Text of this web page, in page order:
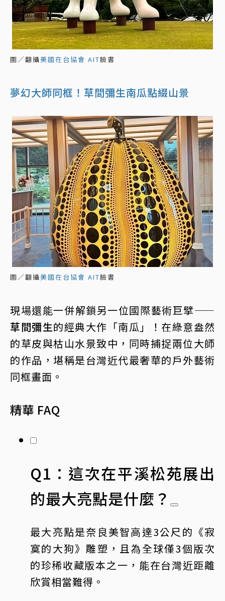
圖／翻攝美國在台協會 AIT臉書
夢幻大師同框！草間彌生南瓜點綴山景
圖／翻攝美國在台協會 AIT臉書
現場還能一併解鎖另一位國際藝術巨擘——
草間彌生的經典大作「南瓜」！在綠意盎然
的草皮與枯山水景致中，同時捕捉兩位大師
的作品，堪稱是台灣近代最奢華的戶外藝術
同框畫面。
精華 FAQ
Q1：這次在平溪松苑展出
的最大亮點是什麼？
最大亮點是奈良美智高達3公尺的《寂
寞的大狗》雕塑，且為全球僅3個版次
的珍稀收藏版本之一，能在台灣近距離
欣賞相當難得。